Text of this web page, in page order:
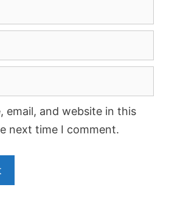
email, and website in this
next time I comment.